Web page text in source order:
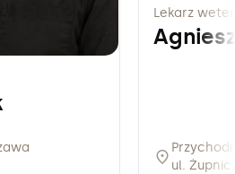
Lekarz
ul.